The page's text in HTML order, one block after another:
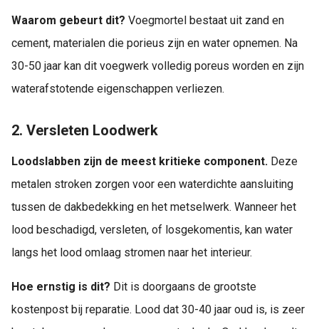
Waarom gebeurt dit? Voegmortel bestaat uit zand en
cement, materialen die porieus zijn en water opnemen. Na
30-50 jaar kan dit voegwerk volledig poreus worden en zijn
waterafstotende eigenschappen verliezen.
2. Versleten Loodwerk
Loodslabben zijn de meest kritieke component. Deze
metalen stroken zorgen voor een waterdichte aansluiting
tussen de dakbedekking en het metselwerk. Wanneer het
lood beschadigd, versleten, of losgekomentis, kan water
langs het lood omlaag stromen naar het interieur.
Hoe ernstig is dit? Dit is doorgaans de grootste
kostenpost bij reparatie. Lood dat 30-40 jaar oud is, is zeer